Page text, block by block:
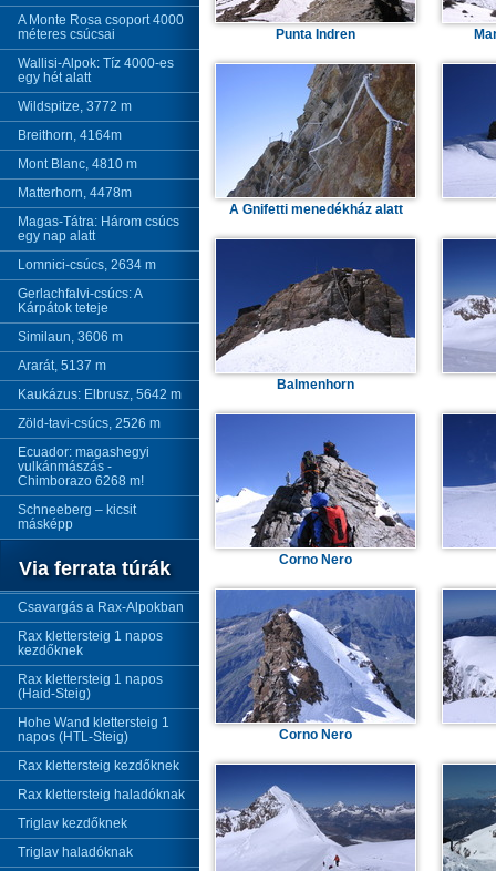
A Monte Rosa csoport 4000
méteres csúcsai
Wallisi-Alpok: Tíz 4000-es
egy hét alatt
Wildspitze, 3772 m
Breithorn, 4164m
Mont Blanc, 4810 m
Matterhorn, 4478m
Magas-Tátra: Három csúcs
egy nap alatt
Lomnici-csúcs, 2634 m
Gerlachfalvi-csúcs: A
Kárpátok teteje
Similaun, 3606 m
Ararát, 5137 m
Kaukázus: Elbrusz, 5642 m
Zöld-tavi-csúcs, 2526 m
Ecuador: magashegyi
vulkánmászás -
Chimborazo 6268 m!
Schneeberg – kicsit
másképp
Via ferrata túrák
Csavargás a Rax-Alpokban
Rax klettersteig 1 napos
kezdőknek
Rax klettersteig 1 napos
(Haid-Steig)
Hohe Wand klettersteig 1
napos (HTL-Steig)
Rax klettersteig kezdőknek
Rax klettersteig haladóknak
Triglav kezdőknek
Triglav haladóknak
Punta Indren
A Gnifetti menedékház alatt
Balmenhorn
Corno Nero
Corno Nero